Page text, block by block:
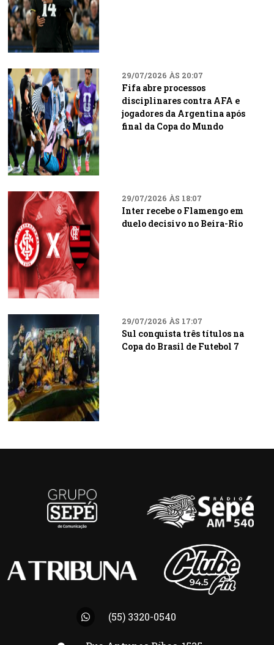
29/07/2026 ÀS 20:07
Fifa abre processos
disciplinares contra AFA e
jogadores da Argentina após
final da Copa do Mundo
29/07/2026 ÀS 18:07
Inter recebe o Flamengo em
duelo decisivo no Beira-Rio
29/07/2026 ÀS 17:07
Sul conquista três títulos na
Copa do Brasil de Futebol 7
(55) 3320-0540